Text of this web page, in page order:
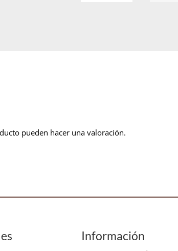
pueden hacer una valoración.
Información